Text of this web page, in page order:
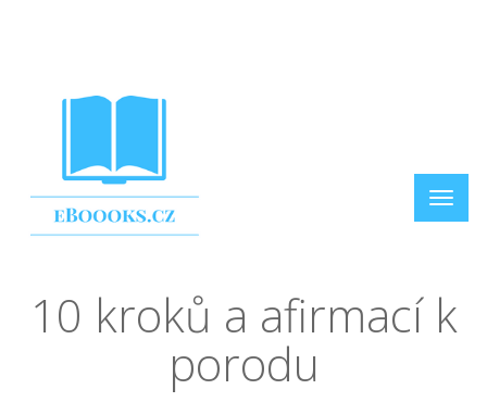
10 kroků a afirmací k
porodu